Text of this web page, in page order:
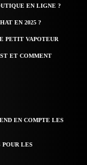
EN LIGNE ?
EN 2025 ?
PETIT VAPOTEUR
ET COMMENT
EN COMPTE LES
LES